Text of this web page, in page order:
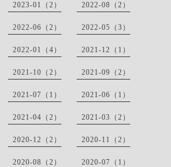
2023-01（2） 2022-08（2）
2022-06（2） 2022-05（3）
2022-01（4） 2021-12（1）
2021-10（2） 2021-09（2）
2021-07（1） 2021-06（1）
2021-04（2） 2021-03（2）
2020-12（2） 2020-11（2）
2020-08（2） 2020-07（1）